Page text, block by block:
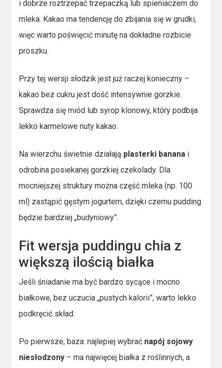
i dobrze roztrzepać trzepaczką lub spieniaczem do
mleka. Kakao ma tendencję do zbijania się w grudki,
więc warto poświęcić minutę na dokładne rozbicie
proszku.
Przy tej wersji słodzik jest już raczej konieczny –
kakao bez cukru jest dość intensywnie gorzkie.
Sprawdza się miód lub syrop klonowy, który podbija
lekko karmelowe nuty kakao.
Na wierzchu świetnie działają plasterki banana i
odrobina posiekanej gorzkiej czekolady. Dla
mocniejszej struktury można część mleka (np. 100
ml) zastąpić gęstym jogurtem, dzięki czemu pudding
będzie bardziej „budyniowy”.
Fit wersja puddingu chia z
większą ilością białka
Jeśli śniadanie ma być bardzo sycące i mocno
białkowe, bez uczucia „pustych kalorii”, warto lekko
podkręcić skład.
Po pierwsze, baza: najlepiej wybrać napój sojowy
niesłodzony – ma najwięcej białka z roślinnych, a